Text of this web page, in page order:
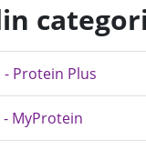
- Protein Plus
MyProtein